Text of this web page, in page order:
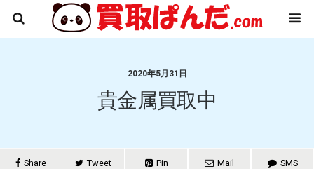
2020年5月31日
貴金属買取中
Share Tweet Pin Mail SMS